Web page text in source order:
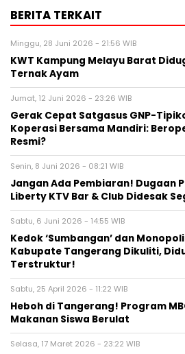
BERITA TERKAIT
Minggu, 28 Juni 2026 - 21:56 WIB
KWT Kampung Melayu Barat
Ternak Ayam
Jumat, 12 Juni 2026 - 23:26 WIB
Gerak Cepat Satgasus GNP-
Koperasi Bersama Mandiri:
Resmi?
Senin, 8 Juni 2026 - 08:21 WIB
Jangan Ada Pembiaran! Dugaan
Liberty KTV Bar & Club Didesak
Sabtu, 6 Juni 2026 - 14:55 WIB
Kedok ‘Sumbangan’ dan Monopoli
Kabupate Tangerang Dikuliti,
Terstruktur!
Sabtu, 25 April 2026 - 11:22 WIB
Heboh di Tangerang! Program
Makanan Siswa Berulat
Selasa, 17 Maret 2026 - 23:22 WIB